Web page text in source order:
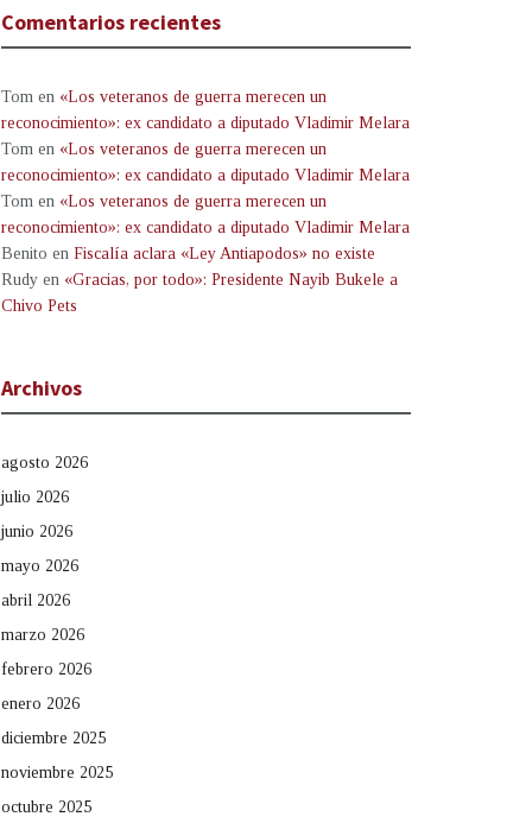
Comentarios recientes
Tom en «Los veteranos de guerra merecen un
reconocimiento»: ex candidato a diputado Vladimir Melara
Tom en «Los veteranos de guerra merecen un
reconocimiento»: ex candidato a diputado Vladimir Melara
Tom en «Los veteranos de guerra merecen un
reconocimiento»: ex candidato a diputado Vladimir Melara
Benito en Fiscalía aclara «Ley Antiapodos» no existe
Rudy en «Gracias, por todo»: Presidente Nayib Bukele a
Chivo Pets
Archivos
agosto 2026
julio 2026
junio 2026
mayo 2026
abril 2026
marzo 2026
febrero 2026
enero 2026
diciembre 2025
noviembre 2025
octubre 2025